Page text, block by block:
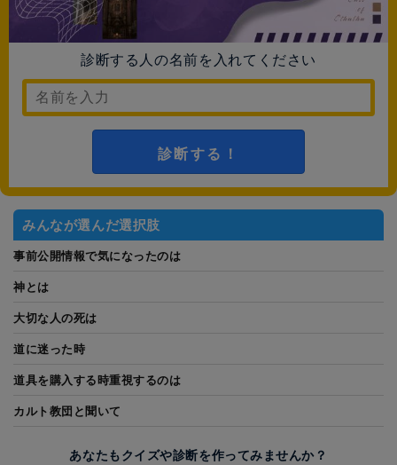
診断する人の名前を入れてください
診断する！
みんなが選んだ選択肢
事前公開情報で気になったのは
神とは
大切な人の死は
道に迷った時
道具を購入する時重視するのは
カルト教団と聞いて
あなたもクイズや診断を作ってみませんか？